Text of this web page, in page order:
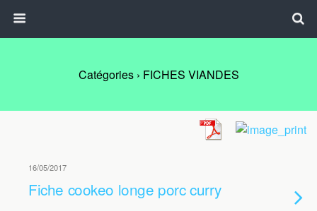
Catégories › FICHES VIANDES
16/05/2017
Fiche cookeo longe porc curry